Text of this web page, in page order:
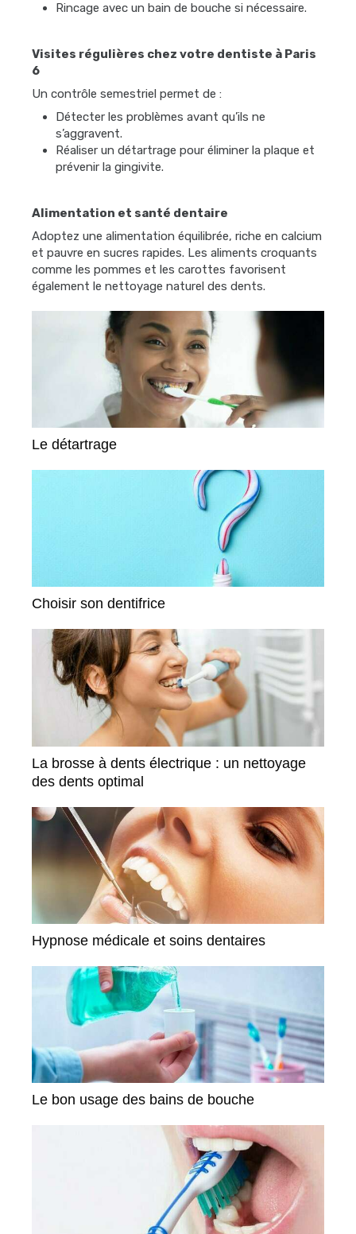
Rincage avec un bain de bouche si nécessaire.
Visites régulières chez votre dentiste à Paris
6
Un contrôle semestriel permet de :
Détecter les problèmes avant qu’ils ne
s’aggravent.
Réaliser un détartrage pour éliminer la plaque et
prévenir la gingivite.
Alimentation et santé dentaire
Adoptez une alimentation équilibrée, riche en calcium
et pauvre en sucres rapides. Les aliments croquants
comme les pommes et les carottes favorisent
également le nettoyage naturel des dents.
Le détartrage
Choisir son dentifrice
La brosse à dents électrique : un nettoyage
des dents optimal
Hypnose médicale et soins dentaires
Le bon usage des bains de bouche